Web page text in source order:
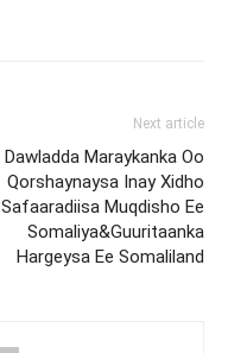
Next article
Dawladda Maraykanka Oo
Qorshaynaysa Inay Xidho
Safaaradiisa Muqdisho Ee
Somaliya&Guuritaanka
Hargeysa Ee Somaliland